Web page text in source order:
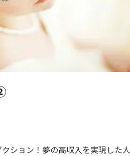
ション！夢の高収入を実現した人